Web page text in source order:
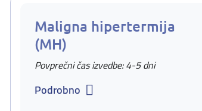
Maligna hipertermija
(MH)
Povprečni čas izvedbe: 4-5 dni
Podrobno